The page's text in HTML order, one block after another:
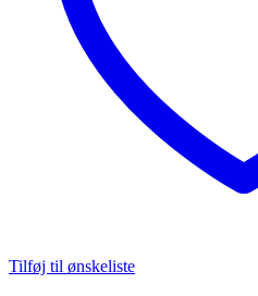
Tilføj til ønskeliste